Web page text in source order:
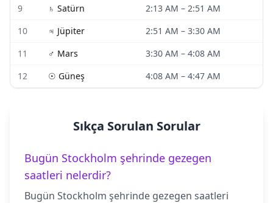
9 ♄ Satürn 2:13 AM – 2:51 AM
10
♃ Jüpiter 2:51 AM – 3:30 AM
11
♂ Mars 3:30 AM – 4:08 AM
12
☉ Güneş 4:08 AM – 4:47 AM
Sıkça Sorulan Sorular
Bugün Stockholm şehrinde gezegen
saatleri nelerdir?
Bugün Stockholm şehrinde gezegen saatleri